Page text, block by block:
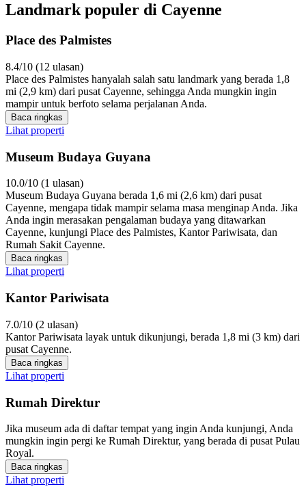
Landmark populer di Cayenne
Place des Palmistes
8.4/10 (12 ulasan)
Place des Palmistes hanyalah salah satu landmark yang berada 1,8
mi (2,9 km) dari pusat Cayenne, sehingga Anda mungkin ingin
mampir untuk berfoto selama perjalanan Anda.
Baca ringkas
Lihat properti
Museum Budaya Guyana
10.0/10 (1 ulasan)
Museum Budaya Guyana berada 1,6 mi (2,6 km) dari pusat
Cayenne, mengapa tidak mampir selama masa menginap Anda. Jika
Anda ingin merasakan pengalaman budaya yang ditawarkan
Cayenne, kunjungi Place des Palmistes, Kantor Pariwisata, dan
Rumah Sakit Cayenne.
Baca ringkas
Lihat properti
Kantor Pariwisata
7.0/10 (2 ulasan)
Kantor Pariwisata layak untuk dikunjungi, berada 1,8 mi (3 km) dari
pusat Cayenne.
Baca ringkas
Lihat properti
Rumah Direktur
Jika museum ada di daftar tempat yang ingin Anda kunjungi, Anda
mungkin ingin pergi ke Rumah Direktur, yang berada di pusat Pulau
Royal.
Baca ringkas
Lihat properti